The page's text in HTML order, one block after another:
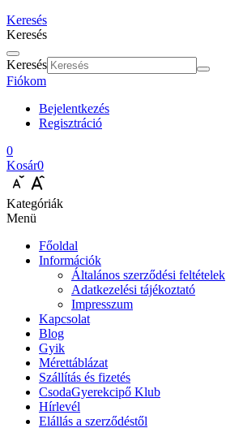
Keresés
Keresés
Keresés
Fiókom
Bejelentkezés
Regisztráció
0
Kosár0
Kategóriák
Menü
Főoldal
Információk
Általános szerződési feltételek
Adatkezelési tájékoztató
Impresszum
Kapcsolat
Blog
Gyik
Mérettáblázat
Szállítás és fizetés
CsodaGyerekcipő Klub
Hírlevél
Elállás a szerződéstől